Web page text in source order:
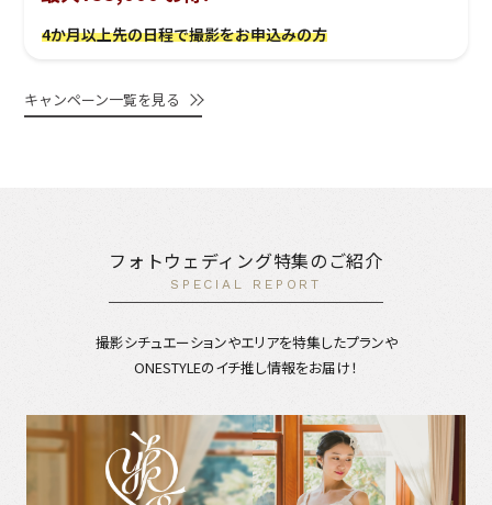
4か月以上先の日程で撮影をお申込みの方
キャンペーン一覧を見る
フォトウェディング特集のご紹介
SPECIAL REPORT
撮影シチュエーションやエリアを特集したプランや
ONESTYLEのイチ推し情報をお届け！